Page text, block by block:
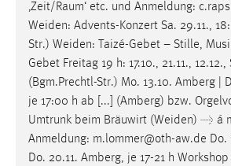
‚Zeit/Raum‘ etc. und Anmeldung:
Weiden: Advents-Konzert Sa. 29.11.,
Str.) Weiden: Taizé-Gebet – Stille,
Gebet Freitag 19 h: 17.10., 21.11., 12.12.,
(Bgm.Prechtl-Str.) Mo. 13.10. Amberg |
je 17:00 h ab [...] (Amberg) bzw.
Umtrunk beim Bräuwirt (Weiden) → á
Anmeldung: m.lommer@oth-aw.de Do.
Do. 20.11. Amberg, je 17-21 h